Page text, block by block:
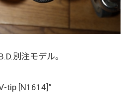
別注モデル。
tip [N1614]”